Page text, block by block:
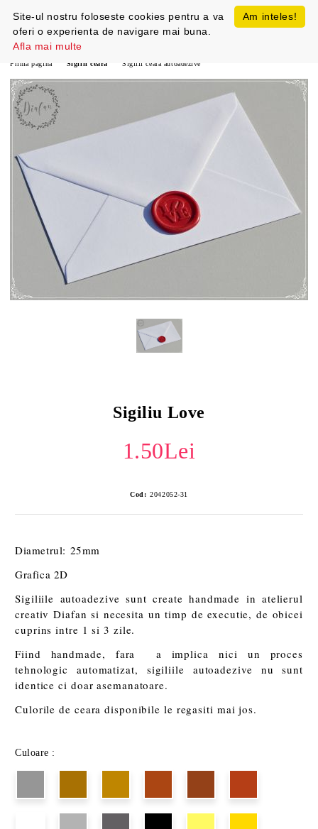
Prima pagină Sigilii ceara Sigilii ceara autoadezive
Sigiliu Love
1.50Lei
Cod: 2042052-31
Diametrul: 25mm
Grafica 2D
Sigiliile autoadezive sunt create handmade in atelierul
creativ Diafan si necesita un timp de executie, de obicei
cuprins intre 1 si 3 zile.
Fiind handmade, fara a implica nici un proces
tehnologic automatizat, sigiliile autoadezive nu sunt
identice ci doar asemanatoare.
Culorile de ceara disponibile le regasiti mai jos.
Culoare :
Am inteles!
Site-ul nostru foloseste cookies pentru a va
oferi o experienta de navigare mai buna.
Afla mai multe